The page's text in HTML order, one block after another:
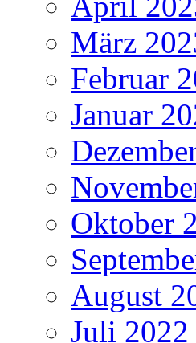
März
Februar
Januar
Oktober
August
Juli 2022